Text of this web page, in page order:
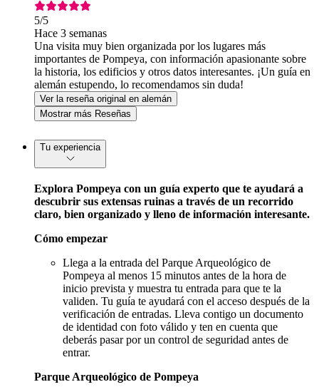
5/5
Hace 3 semanas
Una visita muy bien organizada por los lugares más
importantes de Pompeya, con información apasionante sobre
la historia, los edificios y otros datos interesantes. ¡Un guía en
alemán estupendo, lo recomendamos sin duda!
Ver la reseña original en alemán
Mostrar más Reseñas
Tu experiencia
Explora Pompeya con un guía experto que te ayudará a
descubrir sus extensas ruinas a través de un recorrido
claro, bien organizado y lleno de información interesante.
Cómo empezar
Llega a la entrada del Parque Arqueológico de
Pompeya al menos 15 minutos antes de la hora de
inicio prevista y muestra tu entrada para que te la
validen. Tu guía te ayudará con el acceso después de la
verificación de entradas. Lleva contigo un documento
de identidad con foto válido y ten en cuenta que
deberás pasar por un control de seguridad antes de
entrar.
Parque Arqueológico de Pompeya